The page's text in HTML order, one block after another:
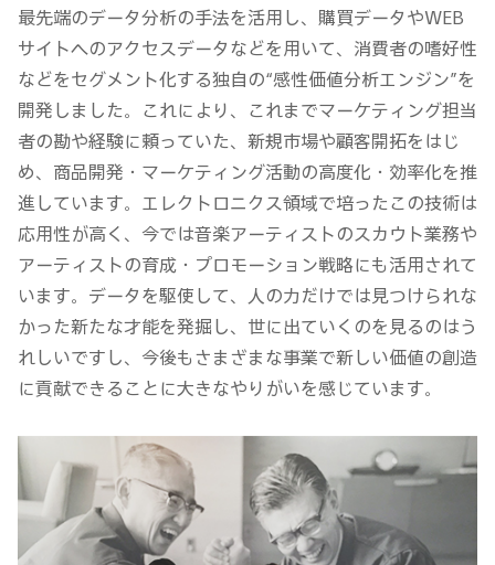
最先端のデータ分析の手法を活用し、購買データやWEB
サイトへのアクセスデータなどを用いて、消費者の嗜好性
などをセグメント化する独自の“感性価値分析エンジン”を
開発しました。これにより、これまでマーケティング担当
者の勘や経験に頼っていた、新規市場や顧客開拓をはじ
め、商品開発・マーケティング活動の高度化・効率化を推
進しています。エレクトロニクス領域で培ったこの技術は
応用性が高く、今では音楽アーティストのスカウト業務や
アーティストの育成・プロモーション戦略にも活用されて
います。データを駆使して、人の力だけでは見つけられな
かった新たな才能を発掘し、世に出ていくのを見るのはう
れしいですし、今後もさまざまな事業で新しい価値の創造
に貢献できることに大きなやりがいを感じています。